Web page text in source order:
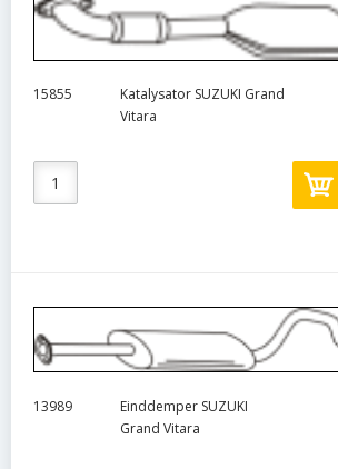
15855
Katalysator SUZUKI Grand
Vitara
13989
Einddemper SUZUKI
Grand Vitara